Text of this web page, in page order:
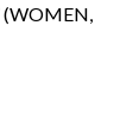
(WOMEN,